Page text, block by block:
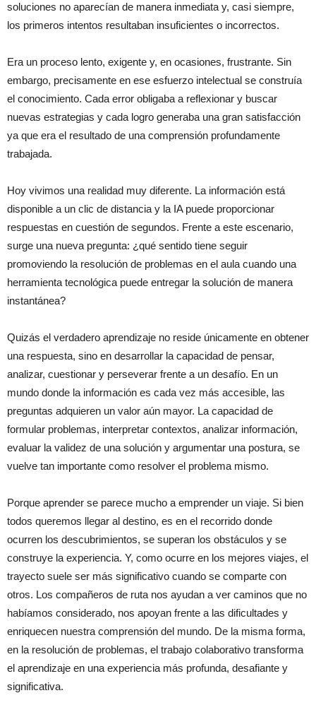
soluciones no aparecían de manera inmediata y, casi siempre,
los primeros intentos resultaban insuficientes o incorrectos.
Era un proceso lento, exigente y, en ocasiones, frustrante. Sin
embargo, precisamente en ese esfuerzo intelectual se construía
el conocimiento. Cada error obligaba a reflexionar y buscar
nuevas estrategias y cada logro generaba una gran satisfacción
ya que era el resultado de una comprensión profundamente
trabajada.
Hoy vivimos una realidad muy diferente. La información está
disponible a un clic de distancia y la IA puede proporcionar
respuestas en cuestión de segundos. Frente a este escenario,
surge una nueva pregunta: ¿qué sentido tiene seguir
promoviendo la resolución de problemas en el aula cuando una
herramienta tecnológica puede entregar la solución de manera
instantánea?
Quizás el verdadero aprendizaje no reside únicamente en obtener
una respuesta, sino en desarrollar la capacidad de pensar,
analizar, cuestionar y perseverar frente a un desafío. En un
mundo donde la información es cada vez más accesible, las
preguntas adquieren un valor aún mayor. La capacidad de
formular problemas, interpretar contextos, analizar información,
evaluar la validez de una solución y argumentar una postura, se
vuelve tan importante como resolver el problema mismo.
Porque aprender se parece mucho a emprender un viaje. Si bien
todos queremos llegar al destino, es en el recorrido donde
ocurren los descubrimientos, se superan los obstáculos y se
construye la experiencia. Y, como ocurre en los mejores viajes, el
trayecto suele ser más significativo cuando se comparte con
otros. Los compañeros de ruta nos ayudan a ver caminos que no
habíamos considerado, nos apoyan frente a las dificultades y
enriquecen nuestra comprensión del mundo. De la misma forma,
en la resolución de problemas, el trabajo colaborativo transforma
el aprendizaje en una experiencia más profunda, desafiante y
significativa.